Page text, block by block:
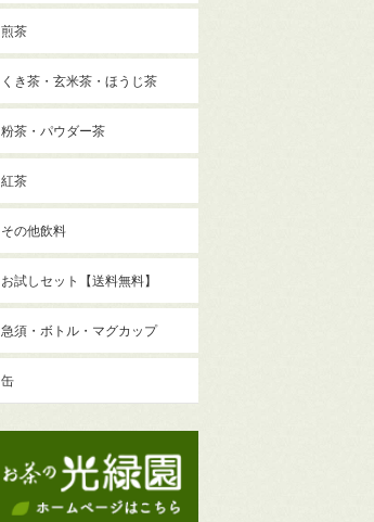
煎茶
くき茶・玄米茶・ほうじ茶
粉茶・パウダー茶
紅茶
その他飲料
お試しセット【送料無料】
急須・ボトル・マグカップ
缶